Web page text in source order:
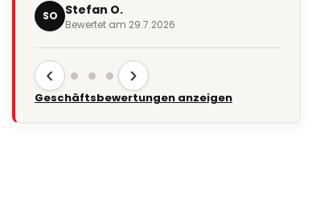
SO Stefan O.
Bewertet am 29.7.2026
‹ ›
Geschäftsbewertungen anzeigen